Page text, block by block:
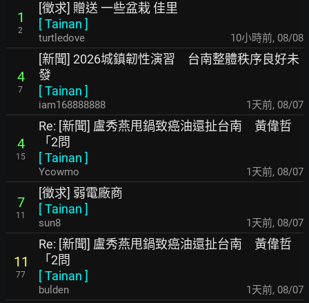
1
2
[徵求] 贈送 一些盆栽 佳里
[Tainan ]
turtledove 10小時前, 08/08
4
7
[新聞] 2026城鎮韌性演習 台南整體秩序良好未
發
[Tainan ]
iam168888888 1天前, 08/07
4
15
Re: [新聞] 盧秀燕甩鍋致癌油還扯台南 黃偉哲
「2問
[Tainan ]
Ycowmo 1天前, 08/07
7
11
[徵求] 弱電廠商
[Tainan ]
sun8 1天前, 08/07
11
77
Re: [新聞] 盧秀燕甩鍋致癌油還扯台南 黃偉哲
「2問
[Tainan ]
bulden 1天前, 08/07